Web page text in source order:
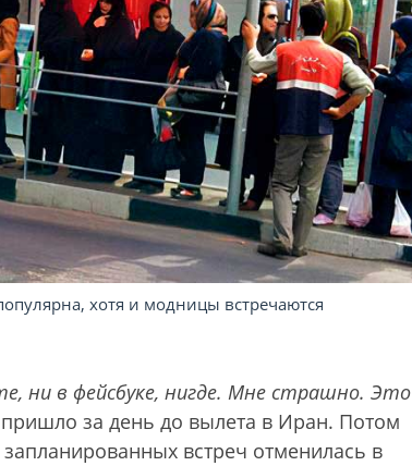
хотя и модницы встречаются
ни в фейсбуке, нигде. Мне страшно. Это
за день до вылета в Иран. Потом
встреч отменилась в